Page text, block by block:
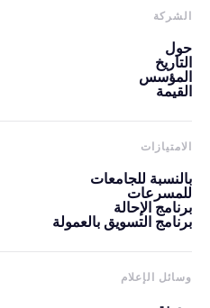
الشركة
حول
التاريخ
المؤسس
القيمة
الامتيازات
بالنسبة للجامعات
للمسرعات
برنامج الإحالة
برنامج التسويق بالعمولة
وسائل الإعلام